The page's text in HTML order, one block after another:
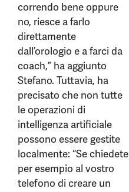
correndo bene oppure
no, riesce a farlo
direttamente
dall’orologio e a farci da
coach,” ha aggiunto
Stefano. Tuttavia, ha
precisato che non tutte
le operazioni di
intelligenza artificiale
possono essere gestite
localmente: “Se chiedete
per esempio al vostro
telefono di creare un